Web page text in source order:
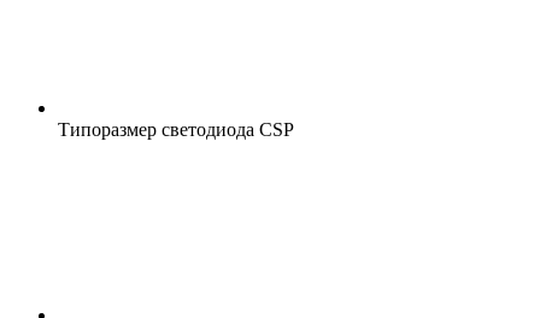
Типоразмер светодиода CSP